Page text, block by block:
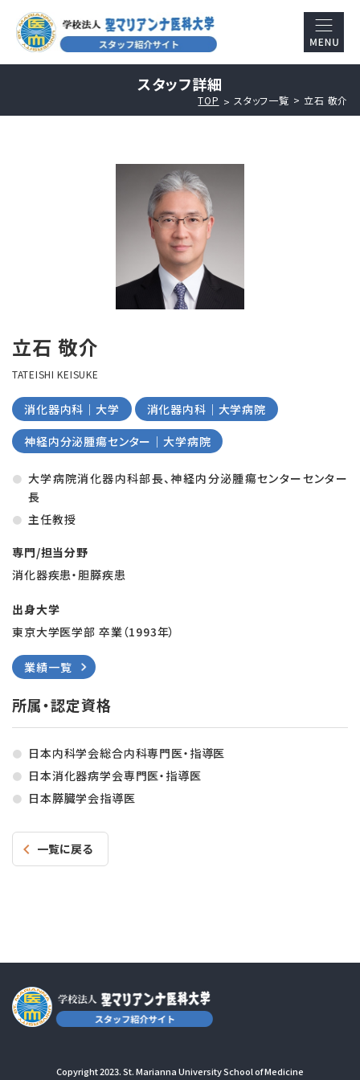
スタッフ詳細
TOP スタッフ一覧 立石 敬介
立石 敬介
TATEISHI KEISUKE
消化器内科｜大学
消化器内科｜大学病院
神経内分泌腫瘍センター｜大学病院
大学病院消化器内科部長、神経内分泌腫瘍センターセンター
長
主任教授
専門/担当分野
消化器疾患・胆膵疾患
出身大学
東京大学医学部 卒業（1993年）
業績一覧
所属・認定資格
日本内科学会総合内科専門医・指導医
日本消化器病学会専門医・指導医
日本膵臓学会指導医
一覧に戻る
Copyright 2023. St. Marianna University School of Medicine